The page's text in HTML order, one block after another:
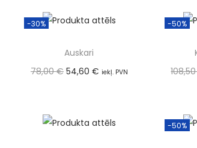
-30%
Auskari
78,00€ 54,60 € iekļ. PVN
-50%
-50%